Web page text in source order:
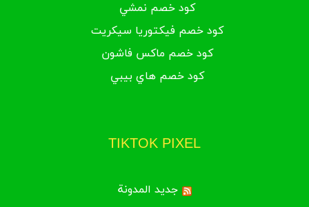
كود خصم نمشي
كود خصم فيكتوريا سيكريت
كود خصم ماكس فاشون
كود خصم هاي بيبي
TIKTOK PIXEL
جديد المدونة